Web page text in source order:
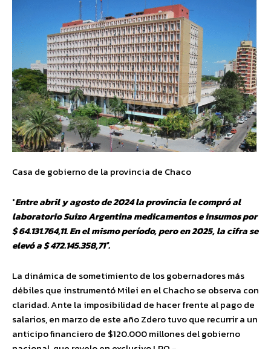
Casa de gobierno de la provincia de Chaco
°Entre abril y agosto de 2024 la provincia le compró al
laboratorio Suizo Argentina medicamentos e insumos por
$ 64.131.764,11. En el mismo período, pero en 2025, la cifra se
elevó a $ 472.145.358,71°.
La dinámica de sometimiento de los gobernadores más
débiles que instrumentó Milei en el Chacho se observa con
claridad. Ante la imposibilidad de hacer frente al pago de
salarios, en marzo de este año Zdero tuvo que recurrir a un
anticipo financiero de $120.000 millones del gobierno